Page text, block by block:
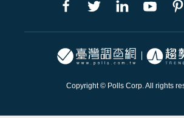
Copyright © Polls Corp. All rights